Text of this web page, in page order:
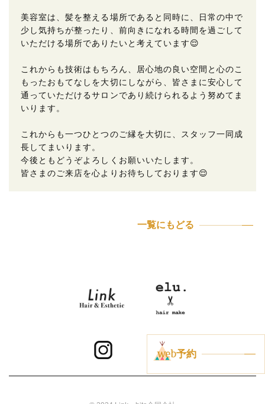
web予約
美容室は、髪を整える場所であると同時に、日常の中で
少し気持ちが整ったり、前向きになれる時間を過ごして
いただける場所でありたいと考えています😌
これからも技術はもちろん、居心地の良い空間と心のこ
もったおもてなしを大切にしながら、皆さまに安心して
通っていただけるサロンであり続けられるよう努めてま
いります。
これからも一つひとつのご縁を大切に、スタッフ一同成
長してまいります。
今後ともどうぞよろしくお願いいたします。
皆さまのご来店を心よりお待ちしております😌
一覧にもどる